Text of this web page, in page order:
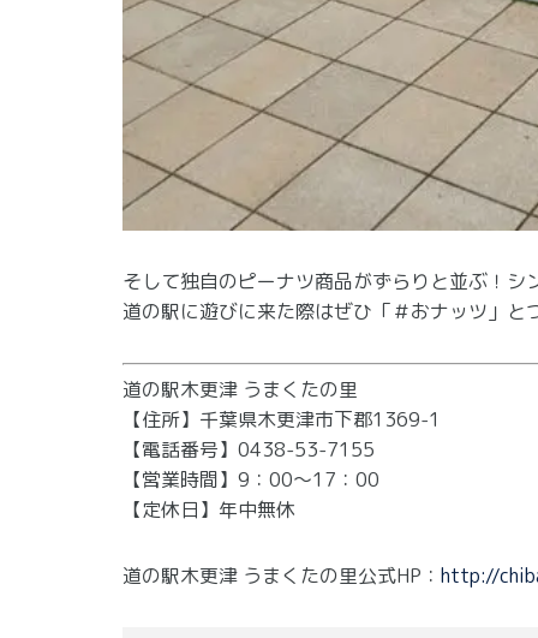
そして独自のピーナツ商品がずらりと並ぶ！シ
道の駅に遊びに来た際はぜひ「＃おナッツ」と
道の駅木更津 うまくたの里
【住所】千葉県木更津市下郡1369-1
【電話番号】0438-53-7155
【営業時間】9：00～17：00
【定休日】年中無休
道の駅木更津 うまくたの里公式HP： http://